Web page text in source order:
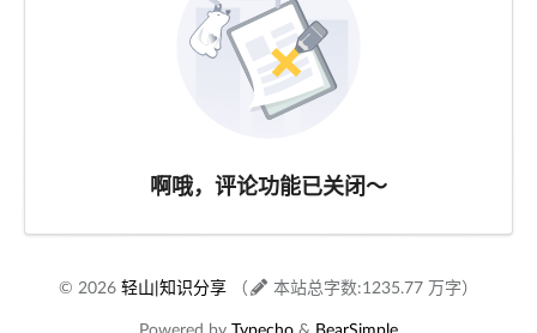
啊哦，评论功能已关闭～
© 2026轻山|知识分享 （ 本站总字数:1235.77 万字）
Powered by Typecho & BearSimple